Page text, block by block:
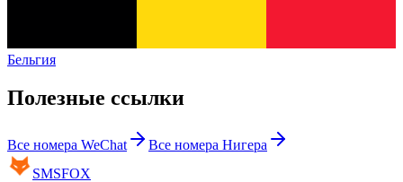
Бельгия
Полезные ссылки
Все номера WeChat Все номера Нигера
SMSFOX